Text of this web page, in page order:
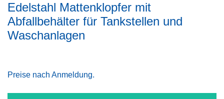
Edelstahl Mattenklopfer mit
Abfallbehälter für Tankstellen und
Waschanlagen
Preise nach Anmeldung.